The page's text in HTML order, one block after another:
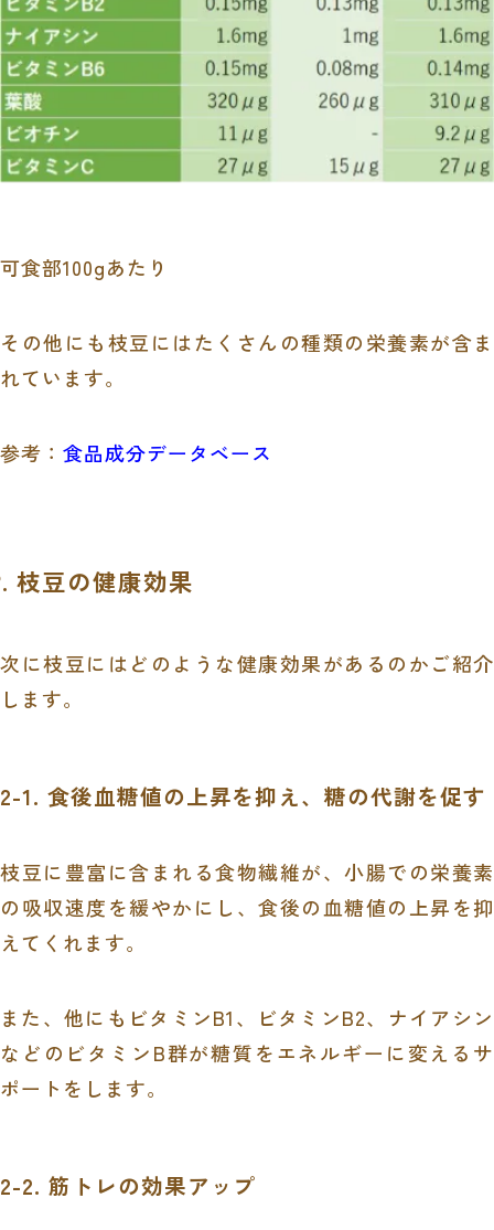
可食部100gあたり
その他にも枝豆にはたくさんの種類の栄養素が含ま
れています。
参考： 食品成分データベース
枝豆の健康効果
次に枝豆にはどのような健康効果があるのかご紹介
します。
2-1. 食後血糖値の上昇を抑え、糖の代謝を促す
枝豆に豊富に含まれる食物繊維が、小腸での栄養素
の吸収速度を緩やかにし、食後の血糖値の上昇を抑
えてくれます。
また、他にもビタミンB1、ビタミンB2、ナイアシン
などのビタミンB群が糖質をエネルギーに変えるサ
ポートをします。
2-2. 筋トレの効果アップ